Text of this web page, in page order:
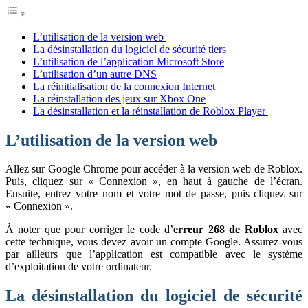
L’utilisation de la version web
La désinstallation du logiciel de sécurité tiers
L’utilisation de l’application Microsoft Store
L’utilisation d’un autre DNS
La réinitialisation de la connexion Internet
La réinstallation des jeux sur Xbox One
La désinstallation et la réinstallation de Roblox Player
L’utilisation de la version web
Allez sur Google Chrome pour accéder à la version web de Roblox.
Puis, cliquez sur « Connexion », en haut à gauche de l’écran.
Ensuite, entrez votre nom et votre mot de passe, puis cliquez sur
« Connexion ».
À noter que pour corriger le code d’erreur 268 de Robloxavec
cette technique, vous devez avoir un compte Google. Assurez-vous
par ailleurs que l’application est compatible avec le système
d’exploitation de votre ordinateur.
La désinstallation du logiciel de sécurité